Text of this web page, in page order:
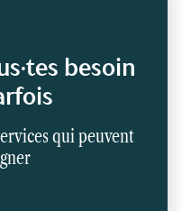
besoin
qui peuvent